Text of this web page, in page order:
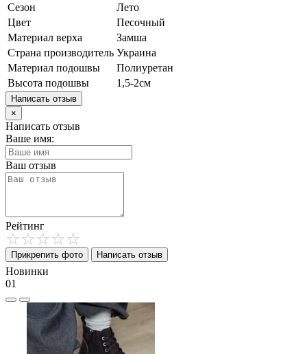
Сезон
Лето
Цвет
Песочный
Материал верха
Замша
Страна производитель Украина
Материал подошвы
Полиуретан
Высота подошвы
1,5-2см
Написать отзыв
×
Написать отзыв
Ваше имя:
Ваш отзыв
Рейтинг
Прикрепить фото Написать отзыв
Новинки
01